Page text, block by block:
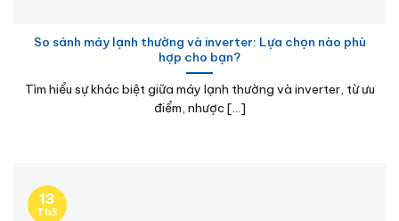
So sánh máy lạnh thường và inverter: Lựa chọn nào phù
hợp cho bạn?
Tìm hiểu sự khác biệt giữa máy lạnh thường và inverter, từ ưu
điểm, nhược [...]
13
Th3